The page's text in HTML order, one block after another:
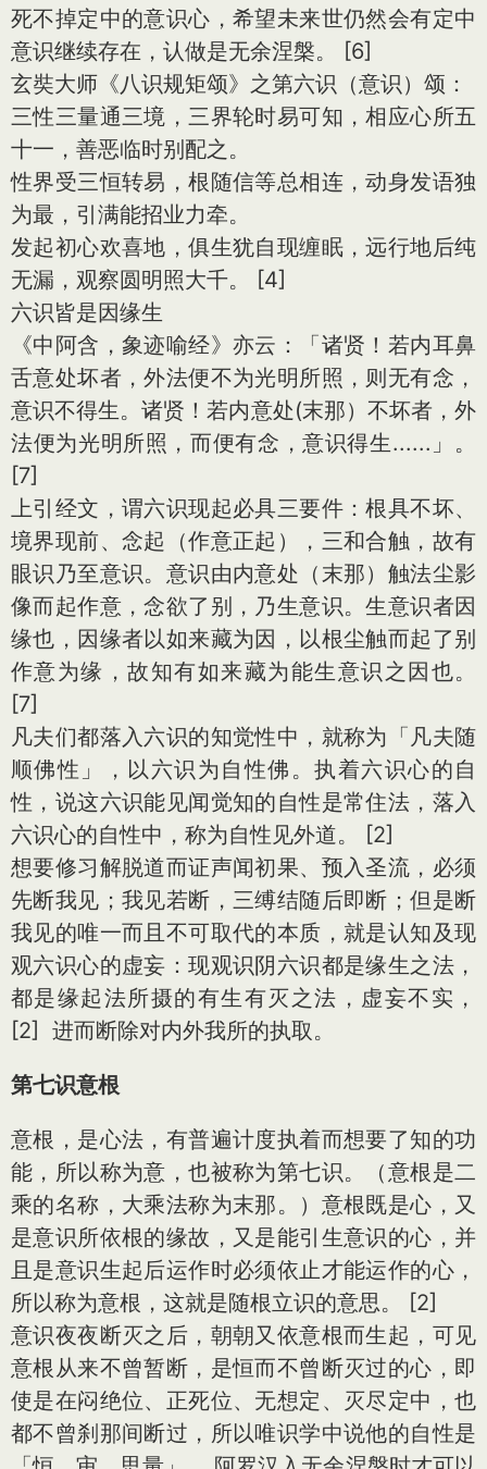
死不掉定中的意识心，希望未来世仍然会有定中
意识继续存在，认做是无余涅槃。 [6]
玄奘大师《八识规矩颂》之第六识（意识）颂：
三性三量通三境，三界轮时易可知，相应心所五
十一，善恶临时别配之。
性界受三恒转易，根随信等总相连，动身发语独
为最，引满能招业力牵。
发起初心欢喜地，俱生犹自现缠眠，远行地后纯
无漏，观察圆明照大千。 [4]
六识皆是因缘生
《中阿含，象迹喻经》亦云：「诸贤！若内耳鼻
舌意处坏者，外法便不为光明所照，则无有念，
意识不得生。诸贤！若内意处(末那）不坏者，外
法便为光明所照，而便有念，意识得生......」。
[7]
上引经文，谓六识现起必具三要件：根具不坏、
境界现前、念起（作意正起），三和合触，故有
眼识乃至意识。意识由内意处（末那）触法尘影
像而起作意，念欲了别，乃生意识。生意识者因
缘也，因缘者以如来藏为因，以根尘触而起了别
作意为缘，故知有如来藏为能生意识之因也。
[7]
凡夫们都落入六识的知觉性中，就称为「凡夫随
顺佛性」，以六识为自性佛。执着六识心的自
性，说这六识能见闻觉知的自性是常住法，落入
六识心的自性中，称为自性见外道。 [2]
想要修习解脱道而证声闻初果、预入圣流，必须
先断我见；我见若断，三缚结随后即断；但是断
我见的唯一而且不可取代的本质，就是认知及现
观六识心的虚妄：现观识阴六识都是缘生之法，
都是缘起法所摄的有生有灭之法，虚妄不实，
[2] 进而断除对内外我所的执取。
第七识意根
意根，是心法，有普遍计度执着而想要了知的功
能，所以称为意，也被称为第七识。（意根是二
乘的名称，大乘法称为末那。）意根既是心，又
是意识所依根的缘故，又是能引生意识的心，并
且是意识生起后运作时必须依止才能运作的心，
所以称为意根，这就是随根立识的意思。 [2]
意识夜夜断灭之后，朝朝又依意根而生起，可见
意根从来不曾暂断，是恒而不曾断灭过的心，即
使是在闷绝位、正死位、无想定、灭尽定中，也
都不曾刹那间断过，所以唯识学中说他的自性是